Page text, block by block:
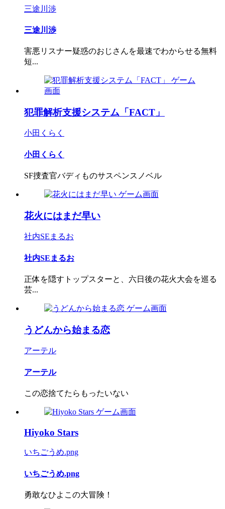
三途川渉
三途川渉
害悪リスナー疑惑のおじさんを最速でわからせる無料
短...
犯罪解析支援システム「FACT」
小田くらく
小田くらく
SF捜査官バディものサスペンスノベル
花火にはまだ早い
社内SEまるお
社内SEまるお
正体を隠すトップスターと、六日後の花火大会を巡る
芸...
うどんから始まる恋
アーテル
アーテル
この恋捨てたらもったいない
Hiyoko Stars
いちごうめ.png
いちごうめ.png
勇敢なひよこの大冒険！